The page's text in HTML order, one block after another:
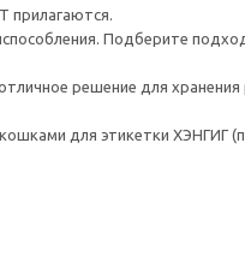
прилагаются.
Подберите
решение для хранения
для этикетки ХЭНГИГ